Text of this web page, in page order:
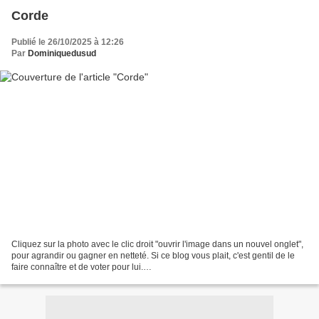
Corde
Publié le 26/10/2025 à 12:26
Par Dominiquedusud
Cliquez sur la photo avec le clic droit "ouvrir l'image dans un nouvel onglet",
pour agrandir ou gagner en netteté. Si ce blog vous plait, c'est gentil de le
faire connaître et de voter pour lui.